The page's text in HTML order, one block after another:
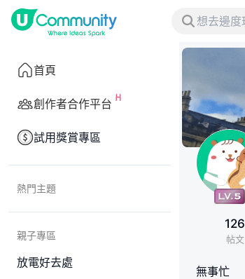
首頁
創作者合作平台
試用獎賞專區
熱門主題
親子專區
放電好去處
126
帖文
無事忙